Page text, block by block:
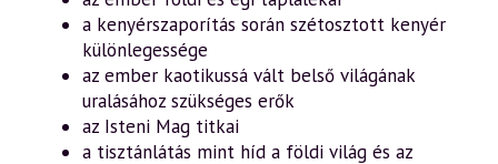
a kenyérszaporítás során szétosztott kenyér
különlegessége
az ember kaotikussá vált belső világának
uralásához szükséges erők
az Isteni Mag titkai
a tisztánlátás mint híd a földi világ és az